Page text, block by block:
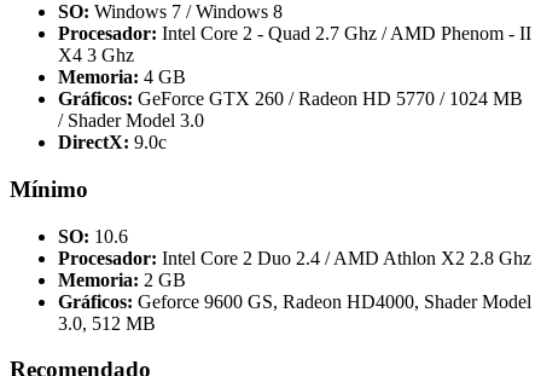
SO: Windows 7 / Windows 8
Procesador: Intel Core 2 - Quad 2.7 Ghz / AMD Phenom - II
X4 3 Ghz
Memoria: 4 GB
Gráficos: GeForce GTX 260 / Radeon HD 5770 / 1024 MB
/ Shader Model 3.0
DirectX: 9.0c
Mínimo
SO: 10.6
Procesador: Intel Core 2 Duo 2.4 / AMD Athlon X2 2.8 Ghz
Memoria: 2 GB
Gráficos: Geforce 9600 GS, Radeon HD4000, Shader Model
3.0, 512 MB
Recomendado